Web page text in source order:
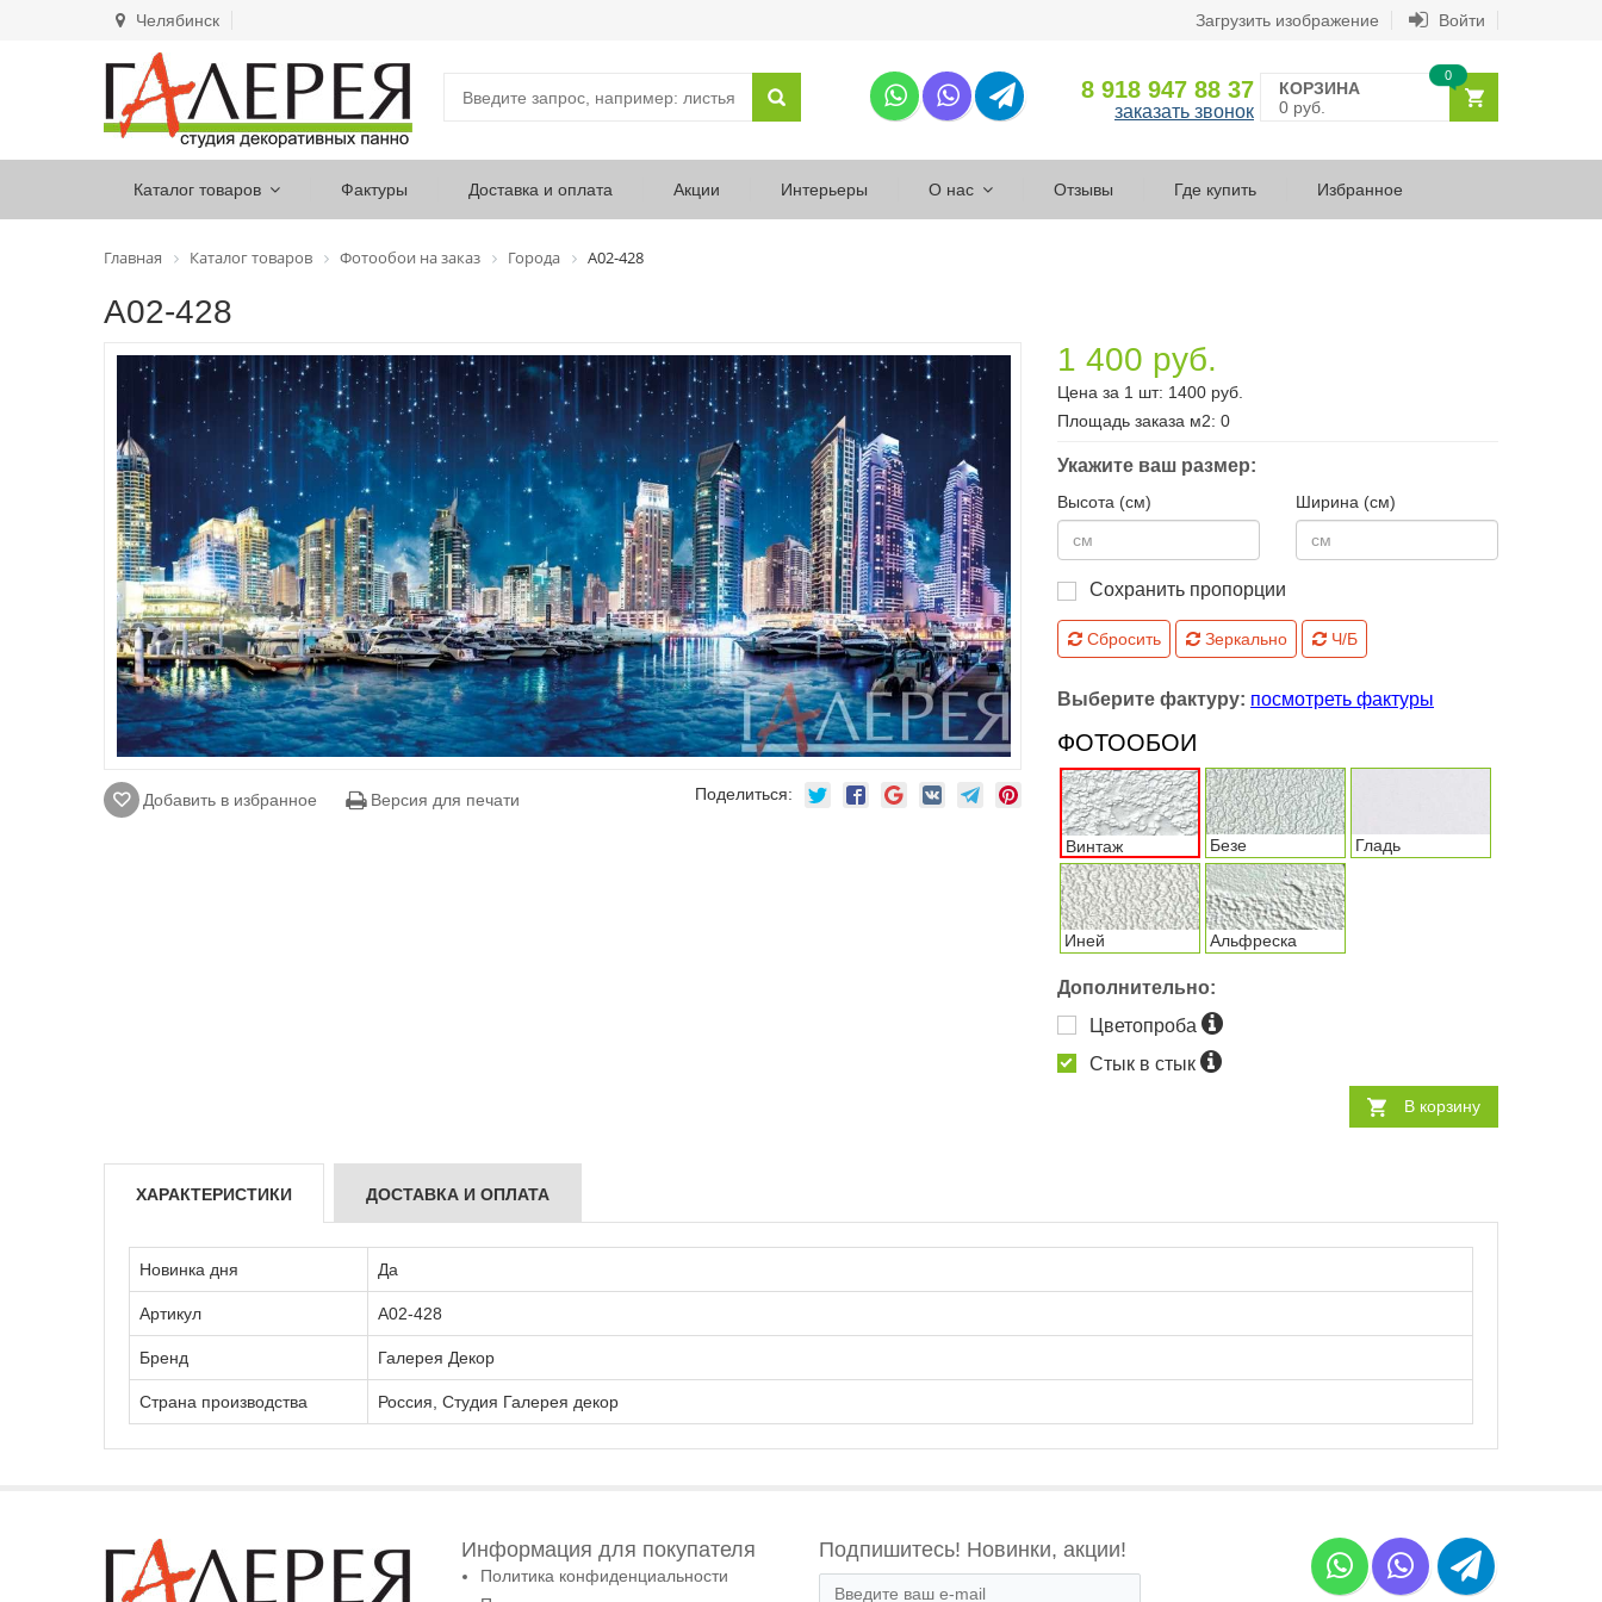
Челябинск Загрузить изображение Войти
8 918 947 88 37
заказать звонок
КОРЗИНА
0 руб.
0
Каталог товаров Фактуры Доставка и оплата Акции Интерьеры О нас Отзывы Где купить Избранное
Главная Каталог товаров Фотообои на заказ Города А02-428
А02-428
Добавить в избранное Версия для печати Поделиться:
1 400 руб.
Цена за 1 шт: 1400 руб.
Площадь заказа м2: 0
Укажите ваш размер:
Высота (см) Ширина (см)
Сохранить пропорции
Сбросить Зеркально Ч/Б
Выберите фактуру: посмотреть фактуры
ФОТООБОИ
Винтаж Безе Гладь
Иней Альфреска
Дополнительно:
Цветопроба
Стык в стык
В корзину
ХАРАКТЕРИСТИКИ ДОСТАВКА И ОПЛАТА
Новинка дня Да
Артикул А02-428
Бренд Галерея Декор
Страна производства Россия, Студия Галерея декор
Информация для покупателя
Политика конфиденциальности
Подпишитесь! Новинки, акции!